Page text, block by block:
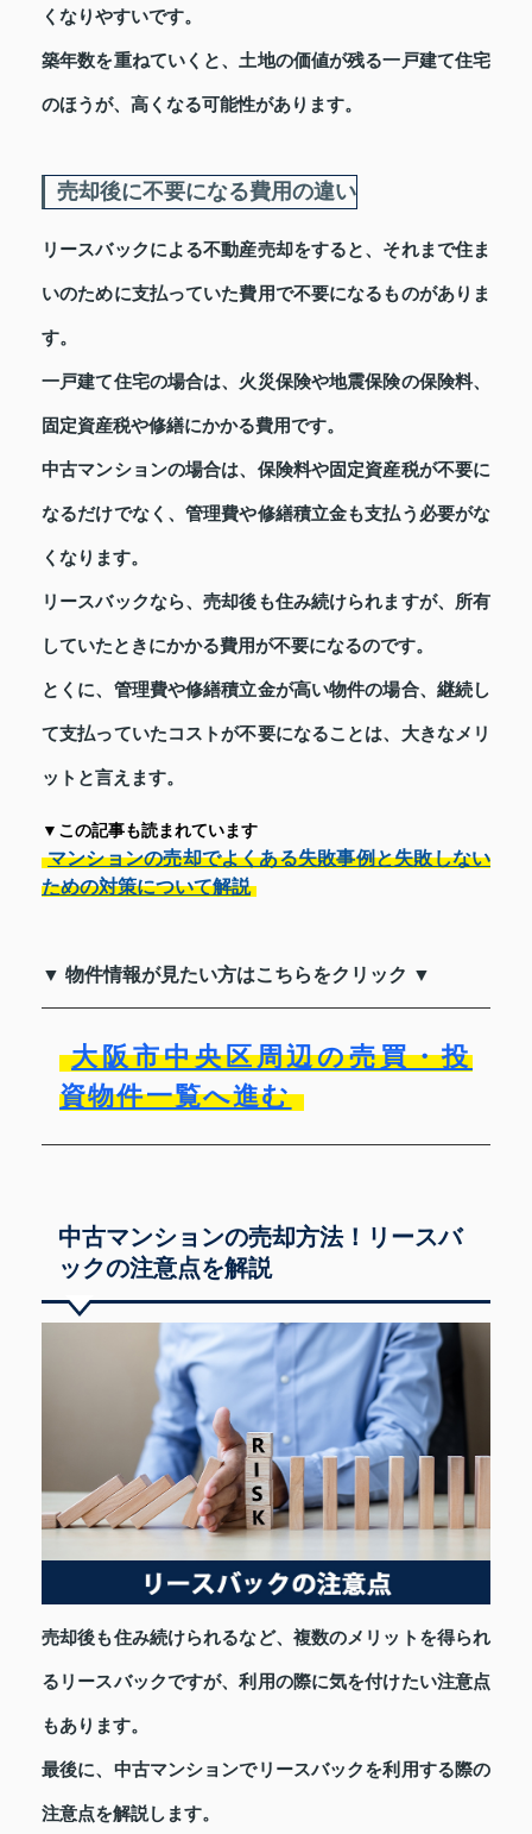
くなりやすいです。
築年数を重ねていくと、土地の価値が残る一戸建て住宅
のほうが、高くなる可能性があります。
売却後に不要になる費用の違い
リースバックによる不動産売却をすると、それまで住ま
いのために支払っていた費用で不要になるものがありま
す。
一戸建て住宅の場合は、火災保険や地震保険の保険料、
固定資産税や修繕にかかる費用です。
中古マンションの場合は、保険料や固定資産税が不要に
なるだけでなく、管理費や修繕積立金も支払う必要がな
くなります。
リースバックなら、売却後も住み続けられますが、所有
していたときにかかる費用が不要になるのです。
とくに、管理費や修繕積立金が高い物件の場合、継続し
て支払っていたコストが不要になることは、大きなメリ
ットと言えます。
▼この記事も読まれています
マンションの売却でよくある失敗事例と失敗しない
ための対策について解説
▼ 物件情報が見たい方はこちらをクリック ▼
大阪市中央区周辺の売買・投
資物件一覧へ進む
中古マンションの売却方法！リースバ
ックの注意点を解説
売却後も住み続けられるなど、複数のメリットを得られ
るリースバックですが、利用の際に気を付けたい注意点
もあります。
最後に、中古マンションでリースバックを利用する際の
注意点を解説します。